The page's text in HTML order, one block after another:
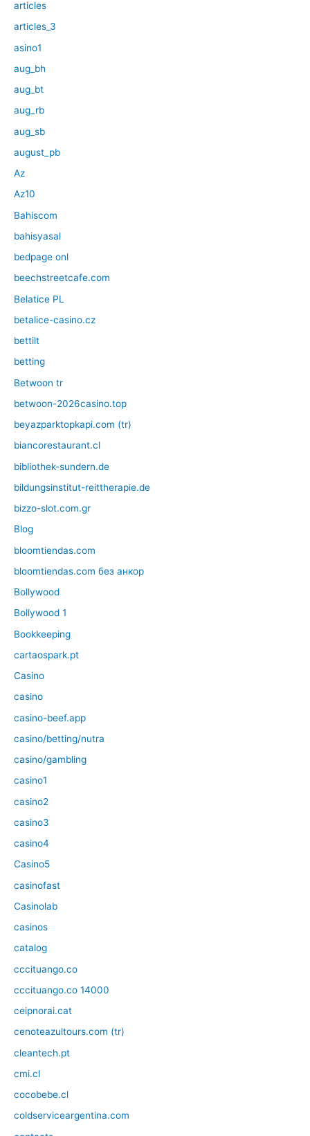
articles
articles_3
asino1
aug_bh
aug_bt
aug_rb
aug_sb
august_pb
Az
Az10
Bahiscom
bahisyasal
bedpage onl
beechstreetcafe.com
Belatice PL
betalice-casino.cz
bettilt
betting
Betwoon tr
betwoon-2026casino.top
beyazparktopkapi.com (tr)
biancorestaurant.cl
bibliothek-sundern.de
bildungsinstitut-reittherapie.de
bizzo-slot.com.gr
Blog
bloomtiendas.com
bloomtiendas.com без анкор
Bollywood
Bollywood 1
Bookkeeping
cartaospark.pt
Casino
casino
casino-beef.app
casino/betting/nutra
casino/gambling
casino1
casino2
casino3
casino4
Casino5
casinofast
Casinolab
casinos
catalog
cccituango.co
cccituango.co 14000
ceipnorai.cat
cenoteazultours.com (tr)
cleantech.pt
cmi.cl
cocobebe.cl
coldserviceargentina.com